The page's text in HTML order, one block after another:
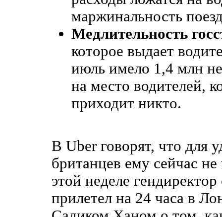
маржинальность
Медлительность
которое выдает
июль имело 1,4 млн
на место водителей,
приходит никто.
В Uber говорят, что для
британцев ему сейчас
этой неделе
прилетел на 24 часа в